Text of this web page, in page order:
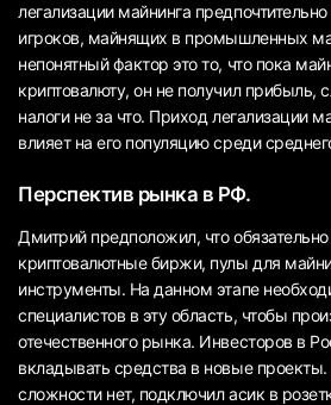
легализации майнинга
игроков, майнящих в промышленных
непонятный фактор это то, что пока
криптовалюту, он не получил прибыль,
налоги не за что. Приход легализации
влияет на его популяцию среди
Перспектив рынка в РФ.
Дмитрий предположил, что
криптовалютные биржи, пулы для
инструменты. На данном этапе
специалистов в эту область, чтобы
отечественного рынка. Инвесторов в
вкладывать средства в новые
сложности нет, подключил асик в